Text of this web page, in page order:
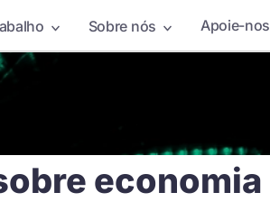
Sobre nós Apoie-nos
economia